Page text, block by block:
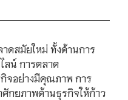
ดสมัยใหม่ ทั้งด้านการ
ลน์ การตลาด
จอย่างมีคุณภาพ การ
กยภาพด้านธุรกิจให้ก้าว